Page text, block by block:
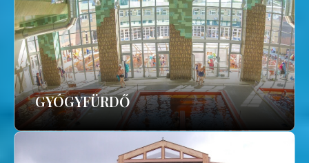
GYÓGYFÜRDŐ